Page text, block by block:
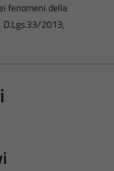
fenomeni della
2013,